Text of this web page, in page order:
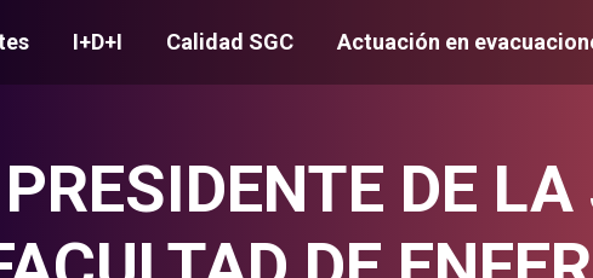
I+D+I Calidad SGC Actuación en
DE